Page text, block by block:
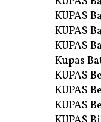
KUPAS
KUPAS
KUPAS
Kupas
KUPAS
KUPAS
KUPAS